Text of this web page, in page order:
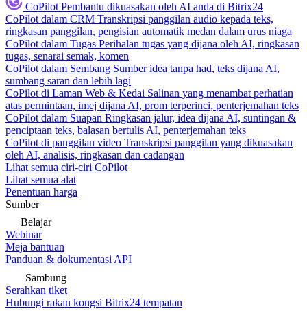
CoPilot Pembantu dikuasakan oleh AI anda di Bitrix24
CoPilot dalam CRM Transkripsi panggilan audio kepada teks,
ringkasan panggilan, pengisian automatik medan dalam urus niaga
CoPilot dalam Tugas Perihalan tugas yang dijana oleh AI, ringkasan
tugas, senarai semak, komen
CoPilot dalam Sembang Sumber idea tanpa had, teks dijana AI,
sumbang saran dan lebih lagi
CoPilot di Laman Web & Kedai Salinan yang menambat perhatian
atas permintaan, imej dijana AI, prom terperinci, penterjemahan teks
CoPilot dalam Suapan Ringkasan jalur, idea dijana AI, suntingan &
penciptaan teks, balasan bertulis AI, penterjemahan teks
CoPilot di panggilan video Transkripsi panggilan yang dikuasakan
oleh AI, analisis, ringkasan dan cadangan
Lihat semua ciri-ciri CoPilot
Lihat semua alat
Penentuan harga
Sumber
Belajar
Webinar
Meja bantuan
Panduan & dokumentasi API
Sambung
Serahkan tiket
Hubungi rakan kongsi Bitrix24 tempatan